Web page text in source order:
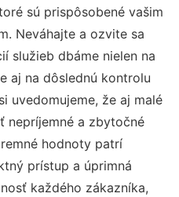
sú prispôsobené vašim
Neváhajte a ozvite sa
služieb dbáme nielen na
aj na dôslednú kontrolu
uvedomujeme, že aj malé
nepríjemné a zbytočné
hodnoty patrí
prístup a úprimná
každého zákazníka,